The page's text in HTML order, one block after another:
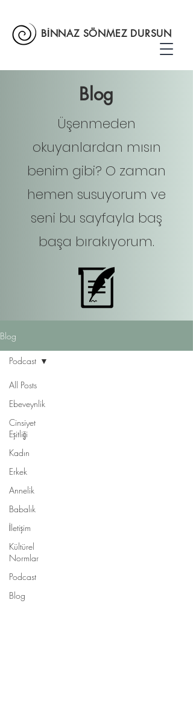
BİNNAZ SÖNMEZ DURSUN
Blog
Üşenmeden
okuyanlardan mısın
benim gibi? O zaman
hemen susuyorum ve
seni bu sayfayla baş
başa bırakıyorum.
Blog
All Posts
Ebeveynlik
Cinsiyet
Eşitliği
Kadın
Erkek
Annelik
Babalık
İletişim
Kültürel
Normlar
Podcast
Blog
Podcast